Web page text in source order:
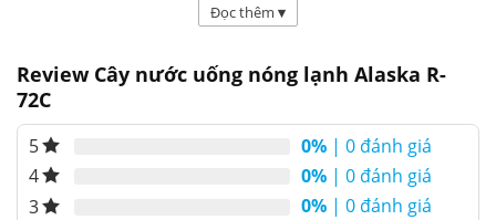
Cây nước uống nóng lạnh Alaska R-72C
dưới có ngăn lạnh sử dụng bảo quản làm lạnh hoa
quả, chai nước uống…thích hợp với các hộ gia đình,
văn phòng, nhà hàng, khách sạn,…
Đọc thêm ▾
Review Cây nước uống nóng lạnh Alaska R-
72C
5 0% | 0 đánh giá
4
0% | 0 đánh giá
3
0% | 0 đánh giá